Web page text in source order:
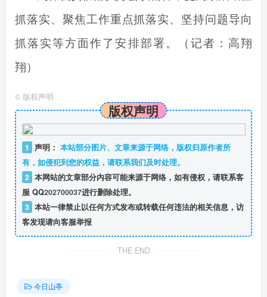
抓落实、聚焦工作重点抓落实、坚持问题导向
抓落实等方面作了安排部署。
（ 记者：高翔
翔）
© 版权声明
版权声明
1 声明： 本站部分图片、文章来源于网络，版权归原作者所
有，如侵犯到您的权益，请联系我们及时处理。
2 本网站的文章部分内容可能来源于网络，如有侵权，请联系客
服 QQ202700037进行删除处理。
3 本站一律禁止以任何方式发布或转载任何违法的相关信息，访
客发现请向客服举报
THE END
今日山亭